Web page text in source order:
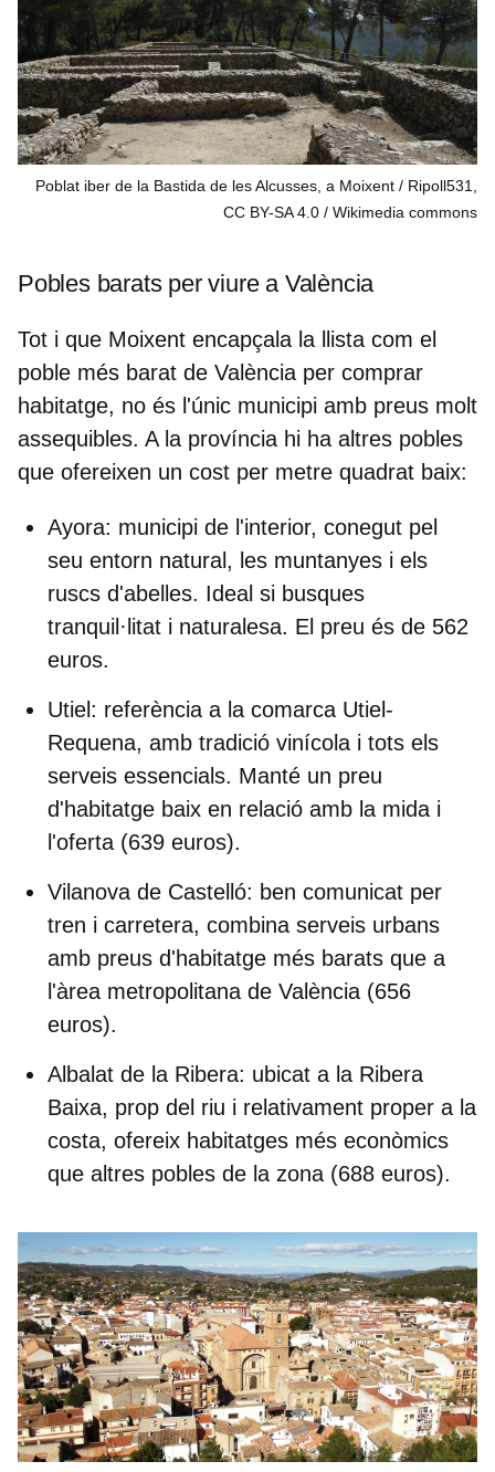
Poblat iber de la Bastida de les Alcusses, a Moixent / Ripoll531,
CC BY-SA 4.0
Wikimedia commons
Pobles barats per viure a València
Tot i que Moixent encapçala la llista com el
poble més barat de València per comprar
habitatge, no és l'únic municipi amb preus molt
assequibles. A la província hi ha altres pobles
que ofereixen un cost per metre quadrat baix:
Ayora: municipi de l'interior, conegut pel
seu entorn natural, les muntanyes i els
ruscs d'abelles. Ideal si busques
tranquil·litat i naturalesa. El preu és de 562
euros.
Utiel : referència a la comarca Utiel-
Requena, amb tradició vinícola i tots els
serveis essencials. Manté un preu
d'habitatge baix en relació amb la mida i
l'oferta (639 euros).
Vilanova de Castelló: ben comunicat per
tren i carretera, combina serveis urbans
amb preus d'habitatge més barats que a
l'àrea metropolitana de València (656
euros).
Albalat de la Ribera: ubicat a la Ribera
Baixa, prop del riu i relativament proper a la
costa, ofereix habitatges més econòmics
que altres pobles de la zona (688 euros).